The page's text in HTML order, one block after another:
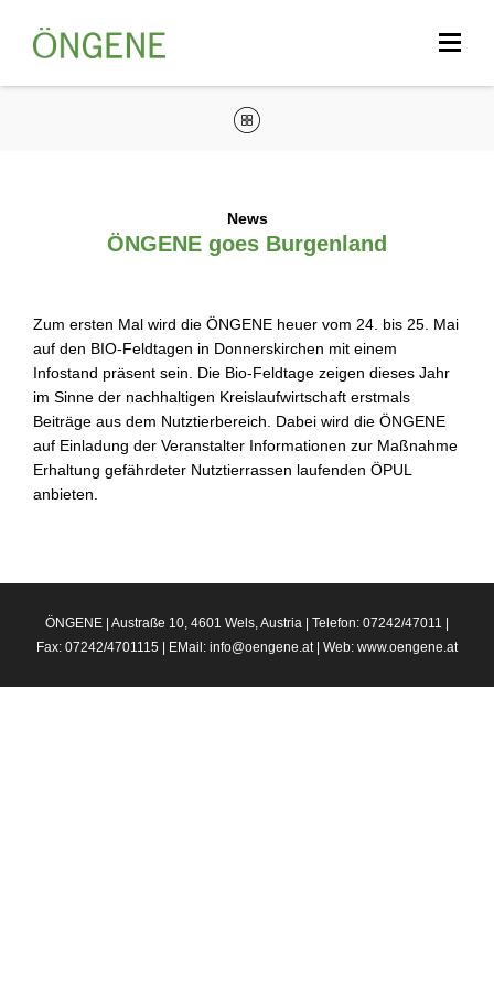
News
ÖNGENE goes Burgenland
Zum ersten Mal wird die ÖNGENE heuer vom 24. bis 25. Mai
auf den BIO-Feldtagen in Donnerskirchen mit einem
Infostand präsent sein. Die Bio-Feldtage zeigen dieses Jahr
im Sinne der nachhaltigen Kreislaufwirtschaft erstmals
Beiträge aus dem Nutztierbereich. Dabei wird die ÖNGENE
auf Einladung der Veranstalter Informationen zur Maßnahme
Erhaltung gefährdeter Nutztierrassen laufenden ÖPUL
anbieten.
ÖNGENE | Austraße 10, 4601 Wels, Austria | Telefon: 07242/47011 |
Fax: 07242/4701115 | EMail: info@oengene.at| Web: www.oengene.at